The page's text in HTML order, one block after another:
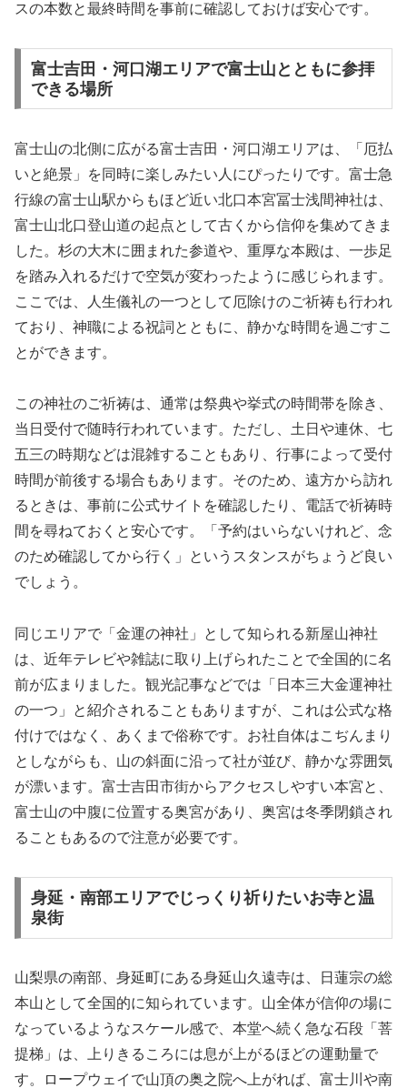
スの本数と最終時間を事前に確認しておけば安心です。
富士吉田・河口湖エリアで富士山とともに参拝
できる場所
富士山の北側に広がる富士吉田・河口湖エリアは、「厄払
いと絶景」を同時に楽しみたい人にぴったりです。富士急
行線の富士山駅からもほど近い北口本宮冨士浅間神社は、
富士山北口登山道の起点として古くから信仰を集めてきま
した。杉の大木に囲まれた参道や、重厚な本殿は、一歩足
を踏み入れるだけで空気が変わったように感じられます。
ここでは、人生儀礼の一つとして厄除けのご祈祷も行われ
ており、神職による祝詞とともに、静かな時間を過ごすこ
とができます。
この神社のご祈祷は、通常は祭典や挙式の時間帯を除き、
当日受付で随時行われています。ただし、土日や連休、七
五三の時期などは混雑することもあり、行事によって受付
時間が前後する場合もあります。そのため、遠方から訪れ
るときは、事前に公式サイトを確認したり、電話で祈祷時
間を尋ねておくと安心です。「予約はいらないけれど、念
のため確認してから行く」というスタンスがちょうど良い
でしょう。
同じエリアで「金運の神社」として知られる新屋山神社
は、近年テレビや雑誌に取り上げられたことで全国的に名
前が広まりました。観光記事などでは「日本三大金運神社
の一つ」と紹介されることもありますが、これは公式な格
付けではなく、あくまで俗称です。お社自体はこぢんまり
としながらも、山の斜面に沿って社が並び、静かな雰囲気
が漂います。富士吉田市街からアクセスしやすい本宮と、
富士山の中腹に位置する奥宮があり、奥宮は冬季閉鎖され
ることもあるので注意が必要です。
身延・南部エリアでじっくり祈りたいお寺と温
泉街
山梨県の南部、身延町にある身延山久遠寺は、日蓮宗の総
本山として全国的に知られています。山全体が信仰の場に
なっているようなスケール感で、本堂へ続く急な石段「菩
提梯」は、上りきるころには息が上がるほどの運動量で
す。ロープウェイで山頂の奥之院へ上がれば、富士川や南